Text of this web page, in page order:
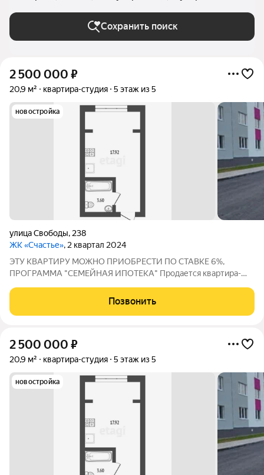
(городской округ))
Сохранить поиск
2 500 000 ₽
20,9 м² квартира-студия 5 этаж из 5
новостройка
улица Свободы, 238
ЖК «Счастье», 2 квартал 2024
ЭТУ КВАРТИРУ МОЖНО ПРИОБРЕСТИ ПО СТАВКЕ 6%,
ПРОГРАММА "СЕМЕЙНАЯ ИПОТЕКА" Продается квартира-
идеально подходит для комфортной жизни или выгодного
инвестирования. Квартира уже оснащена
Позвонить
2 500 000 ₽
20,9 м² квартира-студия 5 этаж из 5
новостройка